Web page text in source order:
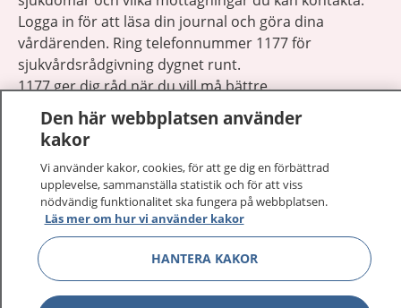
Logga in för att läsa din journal och göra dina
vårdärenden. Ring telefonnummer 1177 för
sjukvårdsrådgivning dygnet runt.
1177 ger dig råd när du vill må bättre.
1177 på flera språk
Om 1177 Visa
Kontakt Visa
Den här webbplatsen använder
kakor
Vi använder kakor, cookies, för att ge dig en förbättrad
upplevelse, sammanställa statistik och för att viss
nödvändig funktionalitet ska fungera på webbplatsen.
Läs mer om hur vi använder kakor
HANTERA KAKOR